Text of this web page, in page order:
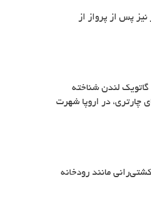
پس از پرواز از
با نام فرودگاه گاتویک لندن شناخته
چارتری، در اروپا شهرت
زیرساخت این کشور ایفا می‌کنند. درواقع حدود 7100 کلیومتر آبراه قابل کشتی‌رانی مانند رودخانه